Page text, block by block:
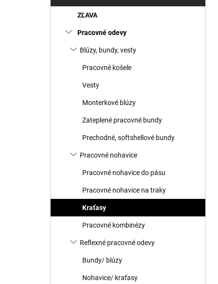
č
kategórie
ZĽAVA
Pracovné odevy
Blúzy, bundy, vesty
Pracovné košele
Vesty
Monterkové blúzy
Zateplené pracovné bundy
Prechodné, softshellové bundy
Pracovné nohavice
Pracovné nohavice do pásu
Pracovné nohavice na traky
Kraťasy
Pracovné kombinézy
Reflexné pracovné odevy
Bundy/ blúzy
Nohavice/ kraťasy